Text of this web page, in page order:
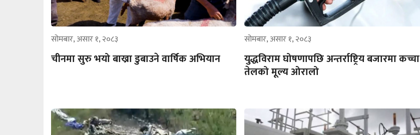
सोमबार, असार १, २०८३
चीनमा सुरु भयो बाख्रा डुबाउने वार्षिक अभियान
सोमबार, असार १, २०८३
युद्धविराम घोषणापछि अन्तर्राष्ट्रिय बजारमा कच्चा
तेलको मूल्य ओरालो